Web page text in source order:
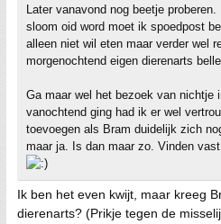
Later vanavond nog beetje
sloom oid word moet ik spoedpost
alleen niet wil eten maar verder wel
morgenochtend eigen dierenarts
Ga maar wel het bezoek van nichtje
vanochtend ging had ik er wel
toevoegen als Bram duidelijk zich
maar ja. Is dan maar zo. Vinden
Ik ben het even kwijt, maar kreeg
dierenarts? (Prikje tegen de